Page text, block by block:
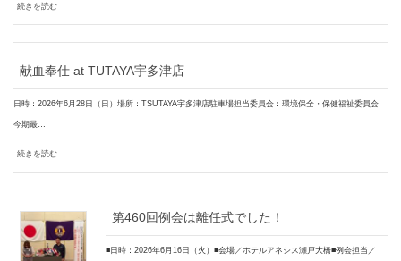
続きを読む
献血奉仕 at TUTAYA宇多津店
日時：2026年6月28日（日）場所：TSUTAYA宇多津店駐車場担当委員会：環境保全・保健福祉委員会
今期最…
続きを読む
第460回例会は離任式でした！
■日時：2026年6月16日（火）■会場／ホテルアネシス瀬戸大橋■例会担当／